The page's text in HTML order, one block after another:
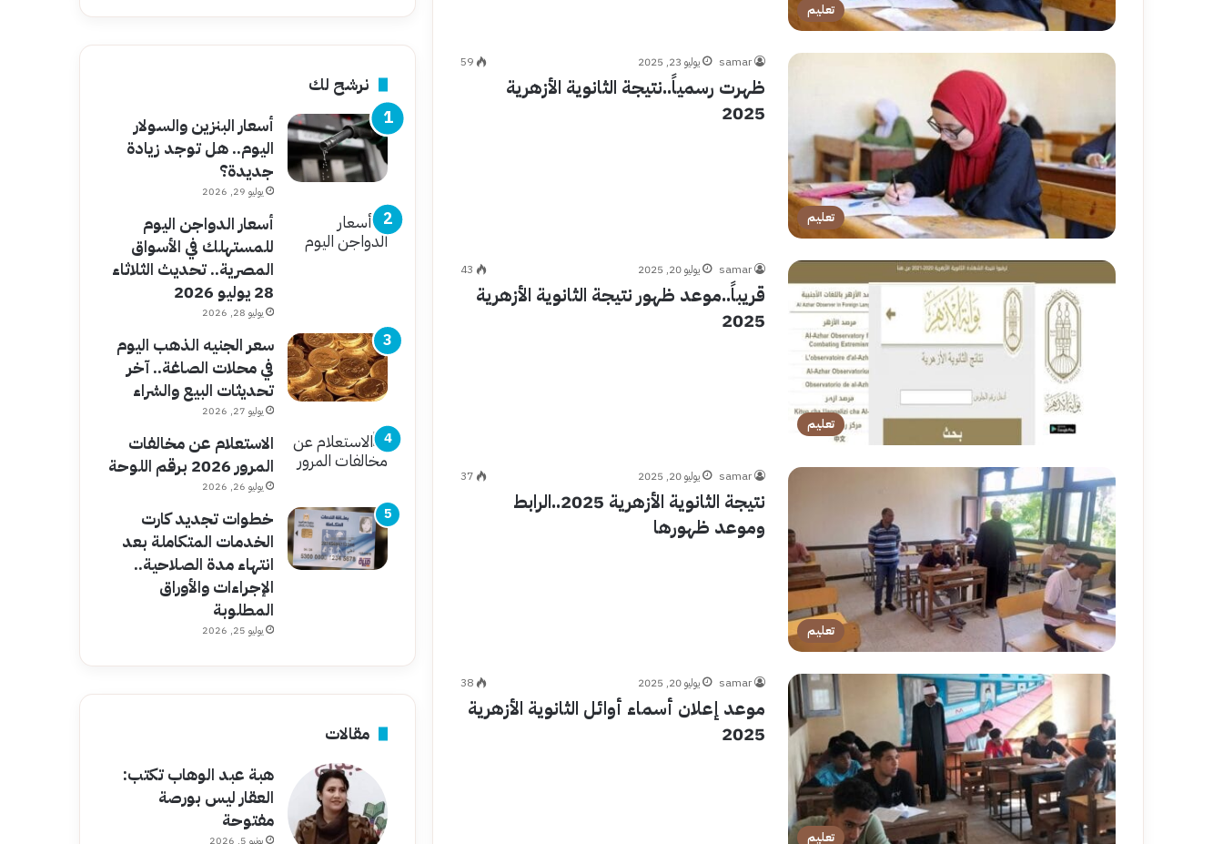
تعليم
تعليم
samar يوليو 23, 2025 59
ظهرت رسمياً..نتيجة الثانوية الأزهرية
2025
تعليم
samar يوليو 20, 2025 43
قريباً..موعد ظهور نتيجة الثانوية الأزهرية
2025
تعليم
samar يوليو 20, 2025 37
نتيجة الثانوية الأزهرية 2025..الرابط
وموعد ظهورها
تعليم
samar يوليو 20, 2025 38
موعد إعلان أسماء أوائل الثانوية الأزهرية
2025
نرشح لك
أسعار البنزين والسولار
اليوم.. هل توجد زيادة
جديدة؟
يوليو 29, 2026
أسعار الدواجن اليوم
للمستهلك في الأسواق
المصرية.. تحديث الثلاثاء
28 يوليو 2026
يوليو 28, 2026
سعر الجنيه الذهب اليوم
في محلات الصاغة.. آخر
تحديثات البيع والشراء
يوليو 27, 2026
الاستعلام عن مخالفات
المرور 2026 برقم اللوحة
يوليو 26, 2026
خطوات تجديد كارت
الخدمات المتكاملة بعد
انتهاء مدة الصلاحية..
الإجراءات والأوراق
المطلوبة
يوليو 25, 2026
مقالات
هبة عبد الوهاب تكتب:
العقار ليس بورصة
مفتوحة
يونيو 5, 2026